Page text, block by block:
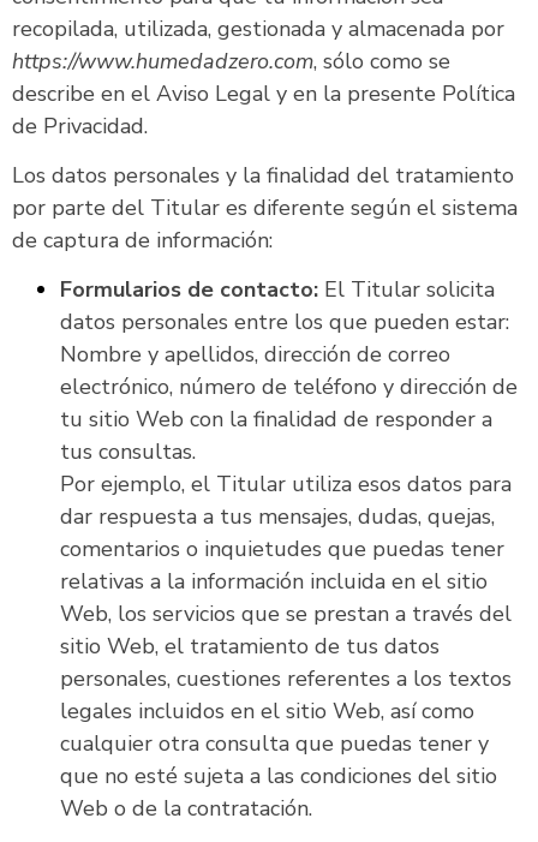
recopilada, utilizada, gestionada y almacenada por
https://www.humedadzero.com, sólo como se
describe en el Aviso Legal y en la presente Política
de Privacidad.
Los datos personales y la finalidad del tratamiento
por parte del Titular es diferente según el sistema
de captura de información:
Formularios de contacto: El Titular solicita
datos personales entre los que pueden estar:
Nombre y apellidos, dirección de correo
electrónico, número de teléfono y dirección de
tu sitio Web con la finalidad de responder a
tus consultas.
Por ejemplo, el Titular utiliza esos datos para
dar respuesta a tus mensajes, dudas, quejas,
comentarios o inquietudes que puedas tener
relativas a la información incluida en el sitio
Web, los servicios que se prestan a través del
sitio Web, el tratamiento de tus datos
personales, cuestiones referentes a los textos
legales incluidos en el sitio Web, así como
cualquier otra consulta que puedas tener y
que no esté sujeta a las condiciones del sitio
Web o de la contratación.